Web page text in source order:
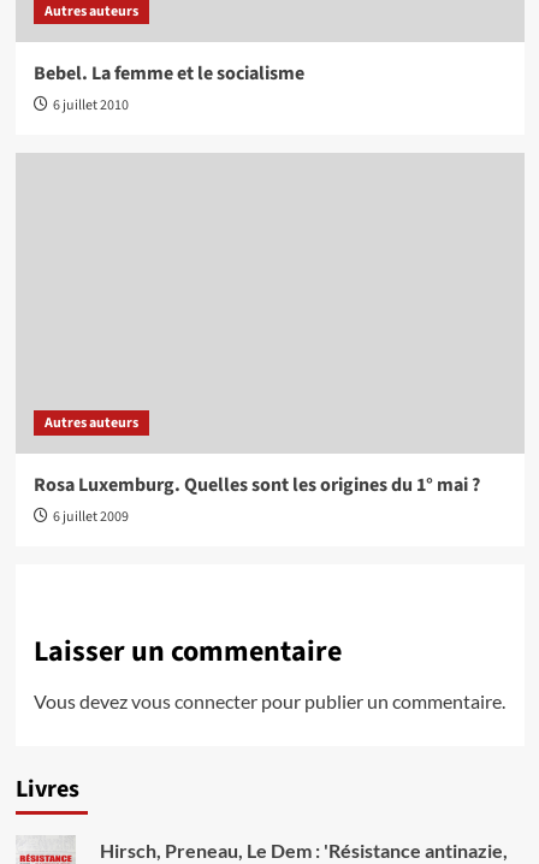
Autres auteurs
Bebel. La femme et le socialisme
6 juillet 2010
Autres auteurs
Rosa Luxemburg. Quelles sont les origines du 1° mai ?
6 juillet 2009
Laisser un commentaire
Vous devezvous connecterpour publier un commentaire.
Livres
Hirsch, Preneau, Le Dem : 'Résistance antinazie,